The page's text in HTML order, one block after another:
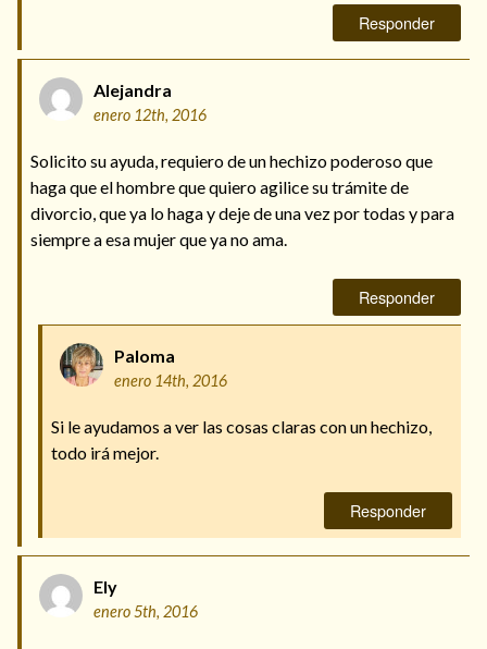
Responder
Alejandra
enero 12th, 2016
Solicito su ayuda, requiero de un hechizo poderoso que
haga que el hombre que quiero agilice su trámite de
divorcio, que ya lo haga y deje de una vez por todas y para
siempre a esa mujer que ya no ama.
Responder
Paloma
enero 14th, 2016
Si le ayudamos a ver las cosas claras con un hechizo,
todo irá mejor.
Responder
Ely
enero 5th, 2016